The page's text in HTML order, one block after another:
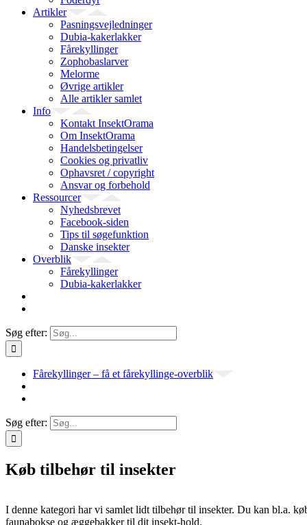
Artikler
Pasningsvejledninger
Dubia-kakerlakker
Fårekyllinger
Zophobaslarver
Melorme
Øvrige artikler
Alle artikler samlet
Info
Kontakt InsektOrama
Om InsektOrama
Handelsbetingelser
Cookies og privatliv
Ophavsret / copyright
Ansvar og forbehold
Ressourcer
Nyhedsbrevet
Facebook-siden
Tips til søgefunktion
Danske insekter
Overblik
Fårekyllinger
Dubia-kakerlakker
Søg efter:
Fårekyllinger – få et fårekyllinge-overblik
Søg efter:
Køb tilbehør til insekter
I denne kategori har vi samlet lidt tilbehør til insekter. Du kan bl.a.
faunabokse og æggebakker til dit insekt-hold.